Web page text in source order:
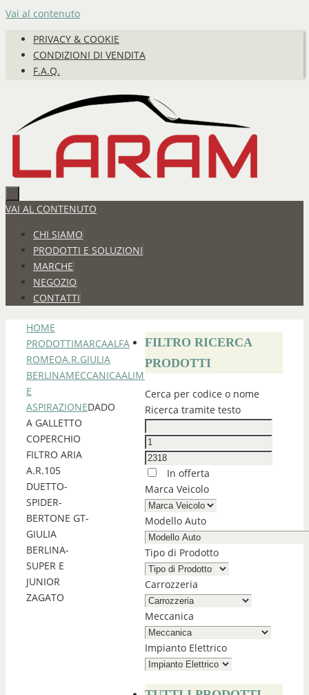
Vai al contenuto
PRIVACY & COOKIE
CONDIZIONI DI VENDITA
F.A.Q.
VAI AL CONTENUTO
CHI SIAMO
PRODOTTI E SOLUZIONI
MARCHE
NEGOZIO
CONTATTI
HOME
PRODOTTIMARCAALFA
ROMEOA.R.GIULIA
BERLINAMECCANICAALIMENTAZIONE
E
ASPIRAZIONEDADO
A GALLETTO
COPERCHIO
FILTRO ARIA
A.R.105
DUETTO-
SPIDER-
BERTONE GT-
GIULIA
BERLINA-
SUPER E
JUNIOR
ZAGATO
FILTRO RICERCA
PRODOTTI
Cerca per codice o nome
Ricerca tramite testo
In offerta
Marca Veicolo
Modello Auto
Tipo di Prodotto
Carrozzeria
Meccanica
Impianto Elettrico